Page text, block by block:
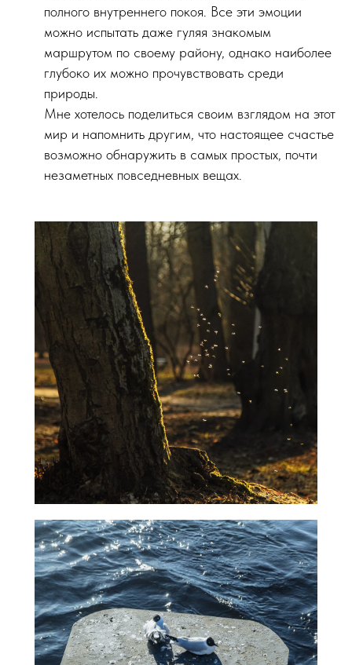
полного внутреннего покоя. Все эти эмоции
можно испытать даже гуляя знакомым
маршрутом по своему району, однако наиболее
глубоко их можно прочувствовать среди
природы.
Мне хотелось поделиться своим взглядом на этот
мир и напомнить другим, что настоящее счастье
возможно обнаружить в самых простых, почти
незаметных повседневных вещах.